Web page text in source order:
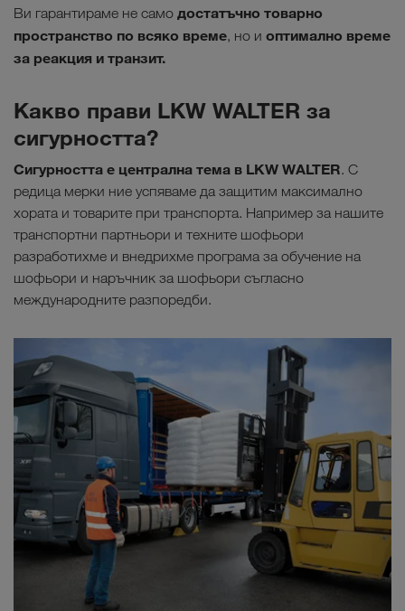
Ви гарантираме не само достатъчно товарно
пространство по всяко време, но и оптимално време
за реакция и транзит.
Какво прави LKW WALTER за
сигурността?
Сигурността е централна тема в LKW WALTER. С
редица мерки ние успяваме да защитим максимално
хората и товарите при транспорта. Например за нашите
транспортни партньори и техните шофьори
разработихме и внедрихме програма за обучение на
шофьори и наръчник за шофьори съгласно
международните разпоредби.